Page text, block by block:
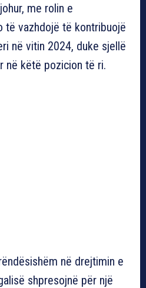
me rolin e
të vazhdojë të kontribuojë
në vitin 2024, duke sjellë
në këtë pozicion të ri.
në drejtimin e
shpresojnë për një